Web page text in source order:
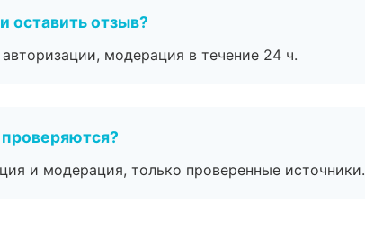
оставить отзыв?
модерация в течение 24 ч.
и модерация, только проверенные источники.